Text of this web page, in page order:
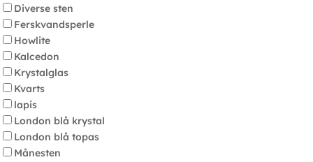
Diverse sten
Ferskvandsperle
Howlite
Kalcedon
Krystalglas
Kvarts
lapis
London blå krystal
London blå topas
Månesten